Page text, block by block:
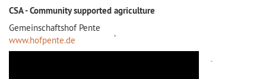
CSA - Community supported agriculture
Gemeinschaftshof Pente
www.hofpente.de